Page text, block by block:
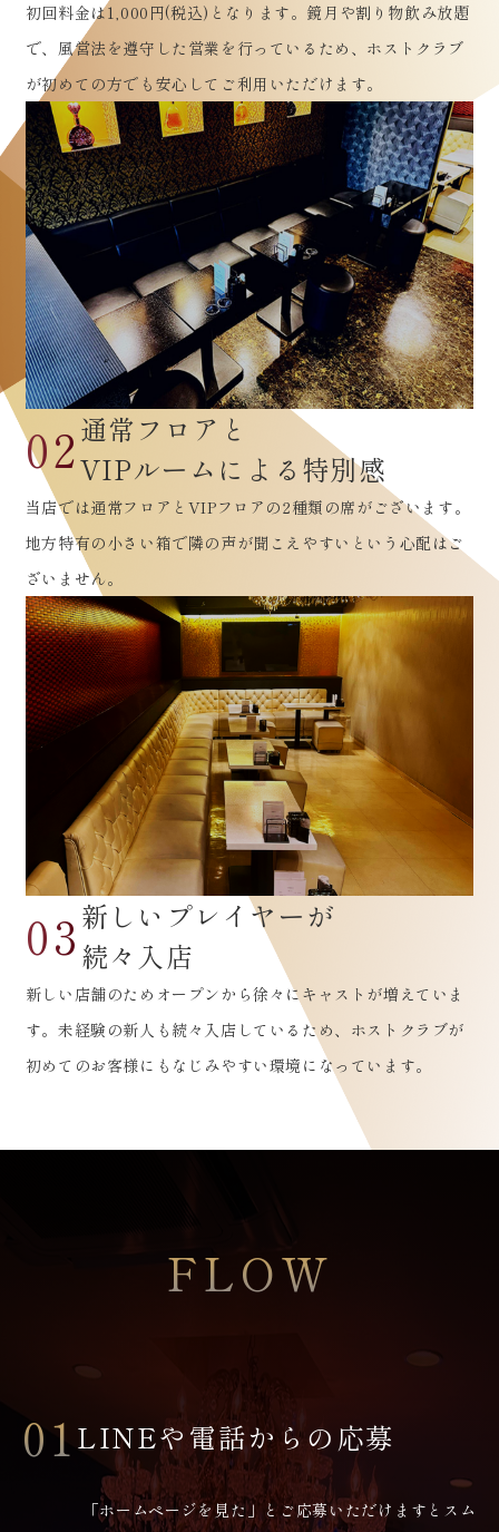
初回料金は1,000円(税込)となります。鏡月や割り物飲み放題
で、風営法を遵守した営業を行っているため、ホストクラブ
が初めての方でも安心してご利用いただけます。
02通常フロアと
VIPルームによる特別感
当店では通常フロアとVIPフロアの2種類の席がございます。
地方特有の小さい箱で隣の声が聞こえやすいという心配はご
ざいません。
03 新しいプレイヤーが
続々入店
新しい店舗のためオープンから徐々にキャストが増えていま
す。未経験の新人も続々入店しているため、ホストクラブが
初めてのお客様にもなじみやすい環境になっています。
FLOW
01LINEや電話からの応募
「ホームページを見た」とご応募いただけますとスム